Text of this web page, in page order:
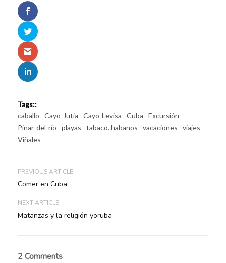
Tags::
caballo
Cayo-Jutia Cayo-Levisa Cuba
Excursión
Pinar-del-río
playas tabaco. habanos vacaciones
viajes
Viñales
PREVIOUS ARTICLE
Comer en Cuba
NEXT ARTICLE
Matanzas y la religión yoruba
2 Comments